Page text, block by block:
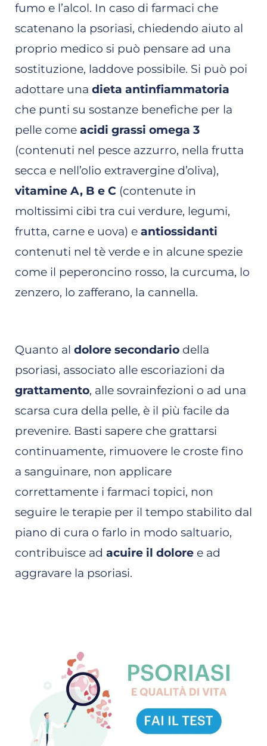
fumo e l’alcol. In caso di farmaci che
scatenano la psoriasi, chiedendo aiuto al
proprio medico si può pensare ad una
sostituzione, laddove possibile. Si può poi
adottare una dieta antinfiammatoria
che punti su sostanze benefiche per la
pelle come acidi grassi omega 3
(contenuti nel pesce azzurro, nella frutta
secca e nell’olio extravergine d’oliva),
vitamine A, B e C (contenute in
moltissimi cibi tra cui verdure, legumi,
frutta, carne e uova) e antiossidanti
contenuti nel tè verde e in alcune spezie
come il peperoncino rosso, la curcuma, lo
zenzero, lo zafferano, la cannella.
Quanto al dolore secondario della
psoriasi, associato alle escoriazioni da
grattamento, alle sovrainfezioni o ad una
scarsa cura della pelle, è il più facile da
prevenire. Basti sapere che grattarsi
continuamente, rimuovere le croste fino
a sanguinare, non applicare
correttamente i farmaci topici, non
seguire le terapie per il tempo stabilito dal
piano di cura o farlo in modo saltuario,
contribuisce ad acuire il dolore e ad
aggravare la psoriasi.